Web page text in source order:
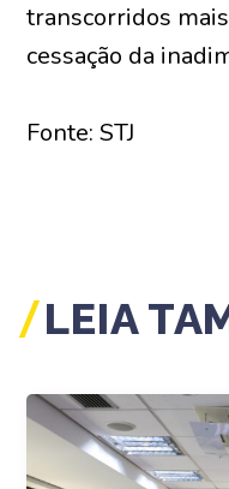
transcorridos
cessação da
Fonte: STJ
LEIA